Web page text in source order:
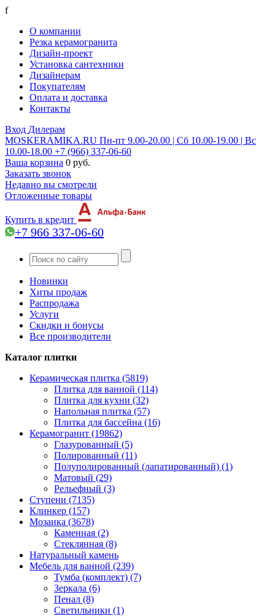
f
О компании
Резка керамогранита
Дизайн-проект
Установка сантехники
Дизайнерам
Покупателям
Оплата и доставка
Контакты
Вход Дилерам
MOSKERAMIKA.RU Пн-пт 9.00-20.00 | Сб 10.00-19.00 | Вс
10.00-18.00 +7 (966) 337-06-60
Ваша корзина 0 руб.
Заказать звонок
Недавно вы смотрели
Отложенные товары
Купить в кредит
+7 966 337-06-60
Новинки
Хиты продаж
Распродажа
Услуги
Скидки и бонусы
Все производители
Каталог плитки
Керамическая плитка (5819)
Плитка для ванной (114)
Плитка для кухни (32)
Напольная плитка (57)
Плитка для бассейна (16)
Керамогранит (19862)
Глазурованный (5)
Полированный (11)
Полуполированный (лапатированный) (1)
Матовый (29)
Рельефный (3)
Ступени (7135)
Клинкер (157)
Мозаика (3678)
Каменная (2)
Стеклянная (8)
Натуральный камень
Мебель для ванной (239)
Тумба (комплект) (7)
Зеркала (6)
Пенал (8)
Светильники (1)